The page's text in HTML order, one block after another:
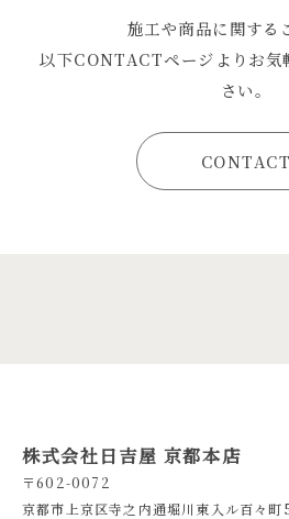
施工や商品に関する
以下CONTACTページよりお気
さい。
CONTACT
株式会社日吉屋 京都本店
〒602-0072
京都市上京区寺之内通堀川東入ル百々町